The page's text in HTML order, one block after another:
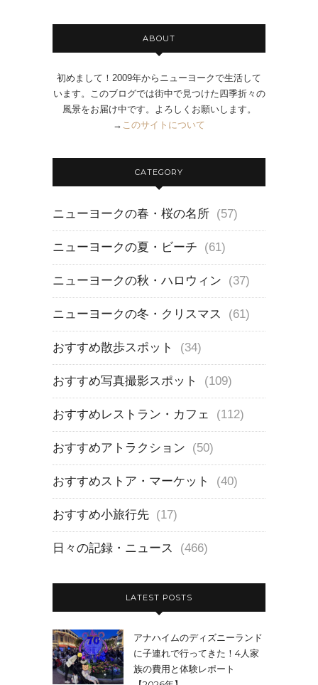
ABOUT
初めまして！2009年からニューヨークで生活して
います。このブログでは街中で見つけた四季折々の
風景をお届け中です。よろしくお願いします。
→ このサイトについて
CATEGORY
ニューヨークの春・桜の名所 (57)
ニューヨークの夏・ビーチ (61)
ニューヨークの秋・ハロウィン (37)
ニューヨークの冬・クリスマス (61)
おすすめ散歩スポット (34)
おすすめ写真撮影スポット (109)
おすすめレストラン・カフェ (112)
おすすめアトラクション (50)
おすすめストア・マーケット (40)
おすすめ小旅行先 (17)
日々の記録・ニュース (466)
LATEST POSTS
アナハイムのディズニーランド
に子連れで行ってきた！4人家
族の費用と体験レポート